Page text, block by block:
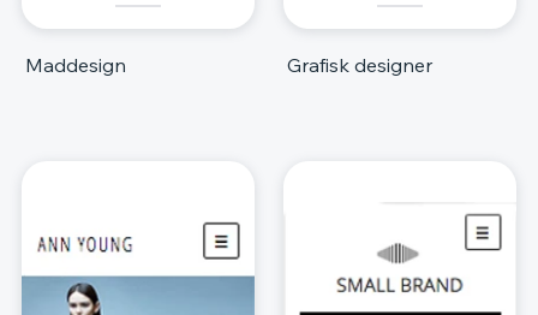
Maddesign Grafisk designer